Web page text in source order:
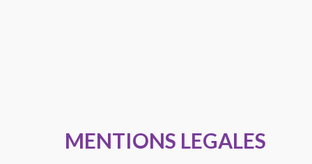
MENTIONS LEGALES